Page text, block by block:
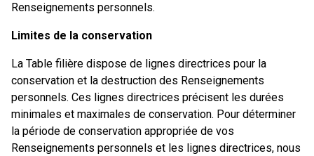
Renseignements personnels.
Limites de la conservation
La Table filière dispose de lignes directrices pour la
conservation et la destruction des Renseignements
personnels. Ces lignes directrices précisent les durées
minimales et maximales de conservation. Pour déterminer
la période de conservation appropriée de vos
Renseignements personnels et les lignes directrices, nous